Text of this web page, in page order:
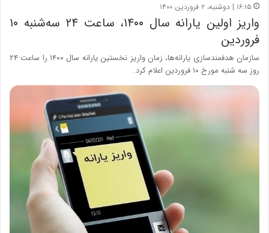
۱۶:۱۵ | دوشنبه، ۲ فروردین ۱۴۰۰
واریز اولین یارانه سال ۱۴۰۰، ساعت ۲۴ سه‌شنبه ۱۰
فروردین
سازمان هدفمندسازی یارانه‌ها، زمان واریز نخستین یارانه سال ۱۴۰۰ را ساعت ۲۴
روز سه شنبه مورخ ۱۰ فروردین اعلام کرد.